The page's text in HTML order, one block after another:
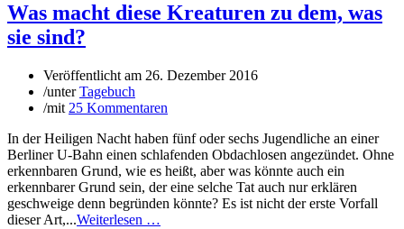
Was macht diese Kreaturen zu dem, was
sie sind?
Veröffentlicht am 26. Dezember 2016
/unterTagebuch
/mit 25 Kommentaren
In der Heiligen Nacht haben fünf oder sechs Jugendliche an einer
Berliner U-Bahn einen schlafenden Obdachlosen angezündet. Ohne
erkennbaren Grund, wie es heißt, aber was könnte auch ein
erkennbarer Grund sein, der eine selche Tat auch nur erklären
geschweige denn begründen könnte? Es ist nicht der erste Vorfall
dieser Art,...Weiterlesen …